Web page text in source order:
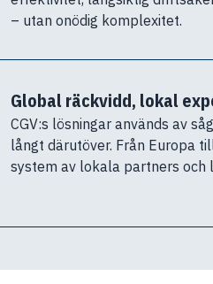
– utan onödig komplexitet.
Global räckvidd, lokal
CGV:s lösningar används av
långt därutöver. Från Europa
system av lokala partners och